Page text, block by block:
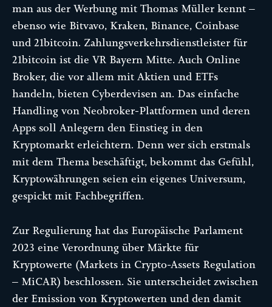
man aus der Werbung mit Thomas Müller kennt –
ebenso wie Bitvavo, Kraken, Binance, Coinbase
und 21bitcoin. Zahlungsverkehrsdienstleister für
21bitcoin ist die VR Bayern Mitte. Auch Online
Broker, die vor allem mit Aktien und ETFs
handeln, bieten Cyberdevisen an. Das einfache
Handling von Neobroker-Plattformen und deren
Apps soll Anlegern den Einstieg in den
Kryptomarkt erleichtern. Denn wer sich erstmals
mit dem Thema beschäftigt, bekommt das Gefühl,
Kryptowährungen seien ein eigenes Universum,
gespickt mit Fachbegriffen.
Zur Regulierung hat das Europäische Parlament
2023 eine Verordnung über Märkte für
Kryptowerte (Markets in Crypto-Assets Regulation
– MiCAR) beschlossen. Sie unterscheidet zwischen
der Emission von Kryptowerten und den damit